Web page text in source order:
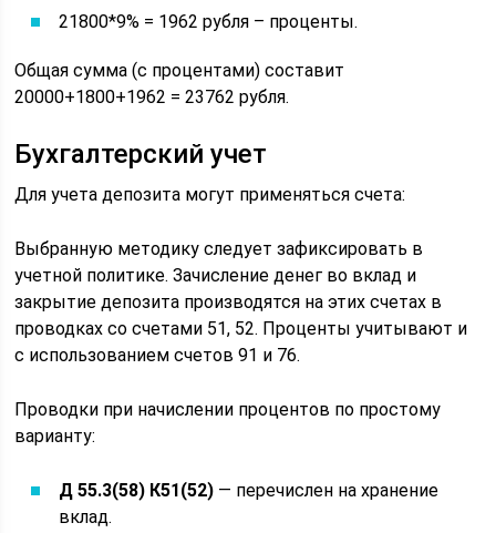
21800*9% = 1962 рубля – проценты.
Общая сумма (с процентами) составит
20000+1800+1962 = 23762 рубля.
Бухгалтерский учет
Для учета депозита могут применяться счета:
Выбранную методику следует зафиксировать в
учетной политике. Зачисление денег во вклад и
закрытие депозита производятся на этих счетах в
проводках со счетами 51, 52. Проценты учитывают и
с использованием счетов 91 и 76.
Проводки при начислении процентов по простому
варианту:
Д 55.3(58) К51(52) — перечислен на хранение
вклад.